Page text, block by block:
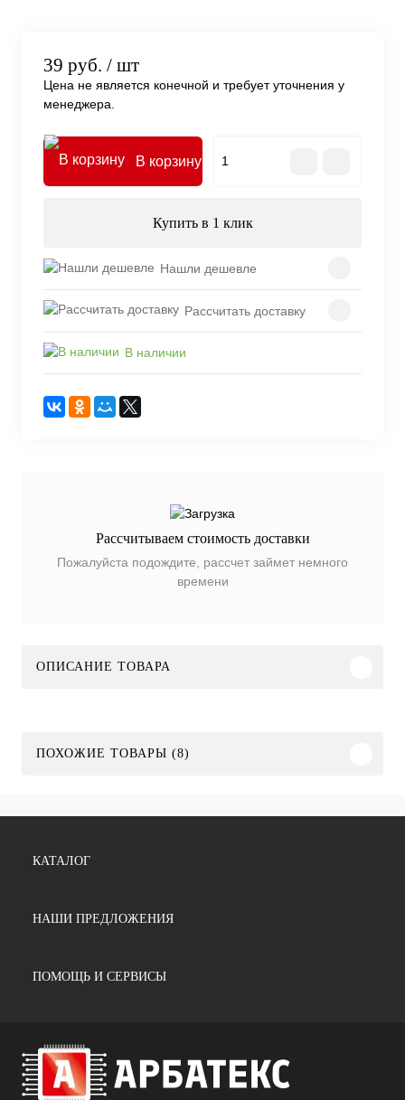
39 руб. / шт
Цена не является конечной и требует уточнения у
менеджера.
В корзину
Купить в 1 клик
Нашли дешевле
Рассчитать доставку
В наличии
Рассчитываем стоимость доставки
Пожалуйста подождите, рассчет займет немного
времени
ОПИСАНИЕ ТОВАРА
ПОХОЖИЕ ТОВАРЫ (8)
КАТАЛОГ
НАШИ ПРЕДЛОЖЕНИЯ
ПОМОЩЬ И СЕРВИСЫ